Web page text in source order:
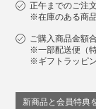
正午までのご注
※在庫のある商品
ご購入商品金額
※一部配送便（
※ギフトラッピ
新商品と会員特典